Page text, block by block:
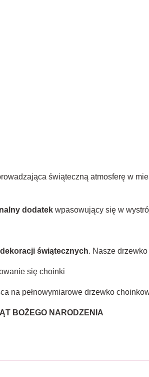
świąteczną atmosferę w
dodatekwpasowujący się w
świątecznych. Nasze
się choinki
na pełnowymiarowe drzewko
BOŻEGO NARODZENIA